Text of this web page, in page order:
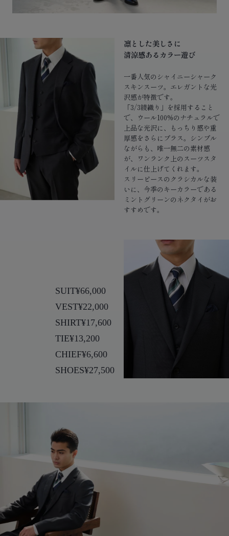
凛とした美しさに
清涼感あるカラー遊び
一番人気のシャイニーシャーク
スキンスーツ。エレガントな光
沢感が特徴です。
「3/3綾織り」を採用すること
で、ウール100%のナチュラルで
上品な光沢に、もっちり感や重
厚感をさらにプラス。シンプル
ながらも、唯一無二の素材感
が、ワンランク上のスーツスタ
イルに仕上げてくれます。
スリーピースのクラシカルな装
いに、今季のキーカラーである
ミントグリーンのネクタイがお
すすめです。
SUIT¥66,000
VEST¥22,000
SHIRT¥17,600
TIE¥13,200
CHIEF¥6,600
SHOES¥27,500